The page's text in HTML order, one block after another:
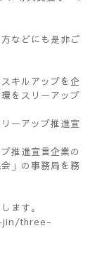
などにも是非ご
キルアップを企
をスリーアップ
ーアップ推進宣
推進宣言企業の
」の事務局を務
ます。
jin/three-